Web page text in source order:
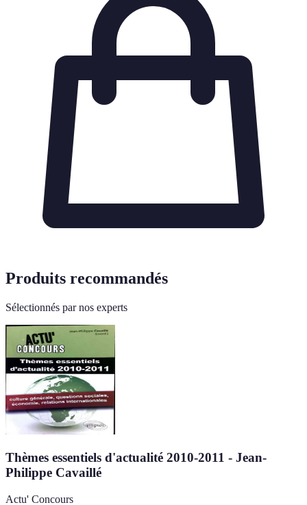
Produits recommandés
Sélectionnés par nos experts
Thèmes essentiels d'actualité 2010-2011 - Jean-
Philippe Cavaillé
Actu' Concours